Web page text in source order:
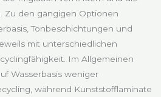
Zu den gängigen Optionen
Tonbeschichtungen und
mit unterschiedlichen
Im Allgemeinen
Wasserbasis weniger
während Kunststofflaminate